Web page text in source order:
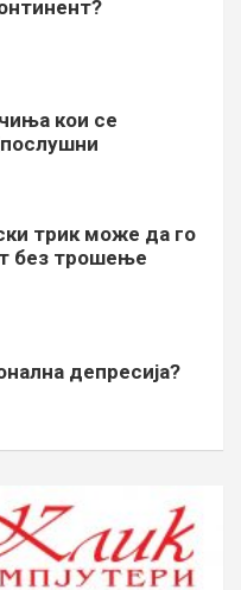
кои се
трик може да го
без трошење
депресија?